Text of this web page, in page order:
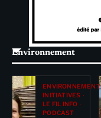
Environnement
ENVIRONNEMENT
INITIATIVES
LE FIL INFO
PODCAST